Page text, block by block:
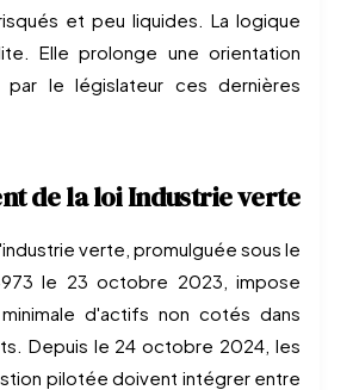
et peu liquides. La logique
Elle prolonge une orientation
par le législateur ces dernières
de la loi Industrie verte
verte, promulguée sous le
le 23 octobre 2023, impose
d'actifs non cotés dans
Depuis le 24 octobre 2024, les
pilotée doivent intégrer entre